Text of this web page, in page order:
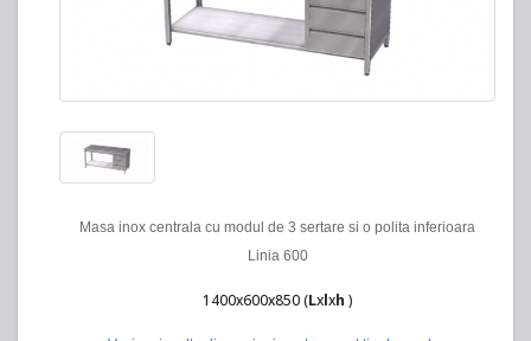
Masa inox centrala cu modul de 3 sertare si o polita inferioara
Linia 600
1400x600x850 (Lxlxh )